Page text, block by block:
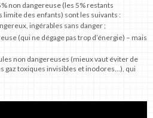
non dangereuse (les 5% restants
limite des enfants) sont les suivants :
ingérables sans danger ;
(qui ne dégage pas trop d’énergie) – mais
non dangereuses (mieux vaut éviter de
gaz toxiques invisibles et inodores…), qui